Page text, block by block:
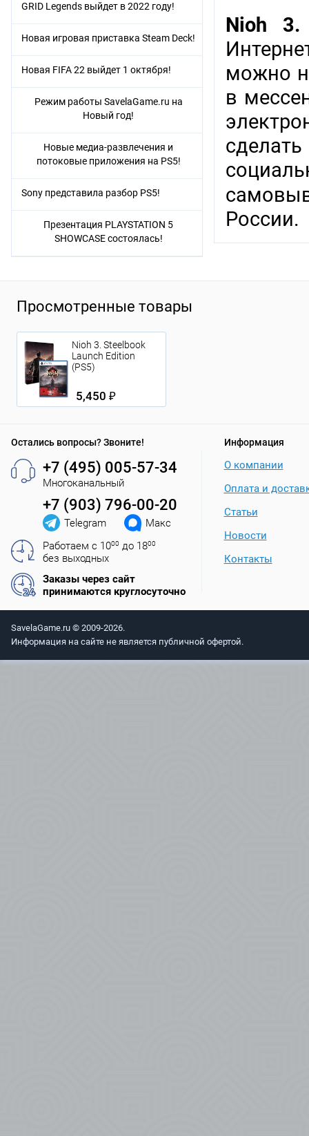
Nioh 3.
можно
в
России.
GRID Legends выйдет в 2022 году!
Новая игровая приставка Steam Deck!
Новая FIFA 22 выйдет 1 октября!
Режим работы SavelaGame.ru на
Новый год!
Новые медиа-развлечения и
потоковые приложения на PS5!
Sony представила разбор PS5!
Презентация PLAYSTATION 5
SHOWCASE состоялась!
Просмотренные товары
Nioh 3. Steelbook
Launch Edition
(PS5)
5,450 ₽
Остались вопросы? Звоните!
+7 (495) 005-57-34
Многоканальный
+7 (903) 796-00-20
Telegram
Макс
Работаем с 1000 до 1800
без выходных
Заказы через сайт
принимаются круглосуточно
Информация
О компании
Оплата и
Статьи
Новости
Контакты
SavelaGame.ru © 2009-2026.
Информация на сайте не является публичной офертой.